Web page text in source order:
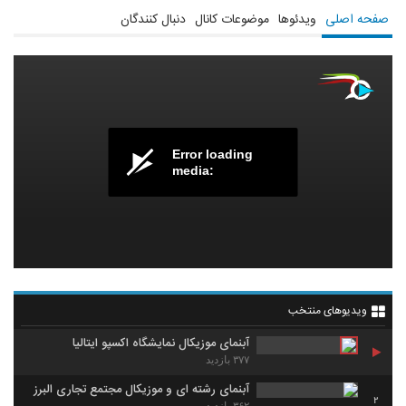
صفحه اصلی ویدئوها موضوعات کانال دنبال کنندگان
Error loading
media:
ویدیوهای منتخب
آبنمای موزیکال نمایشگاه اکسپو ایتالیا
۳۷۷ بازدید
2
آبنمای رشته ای و موزیکال مجتمع تجاری البرز